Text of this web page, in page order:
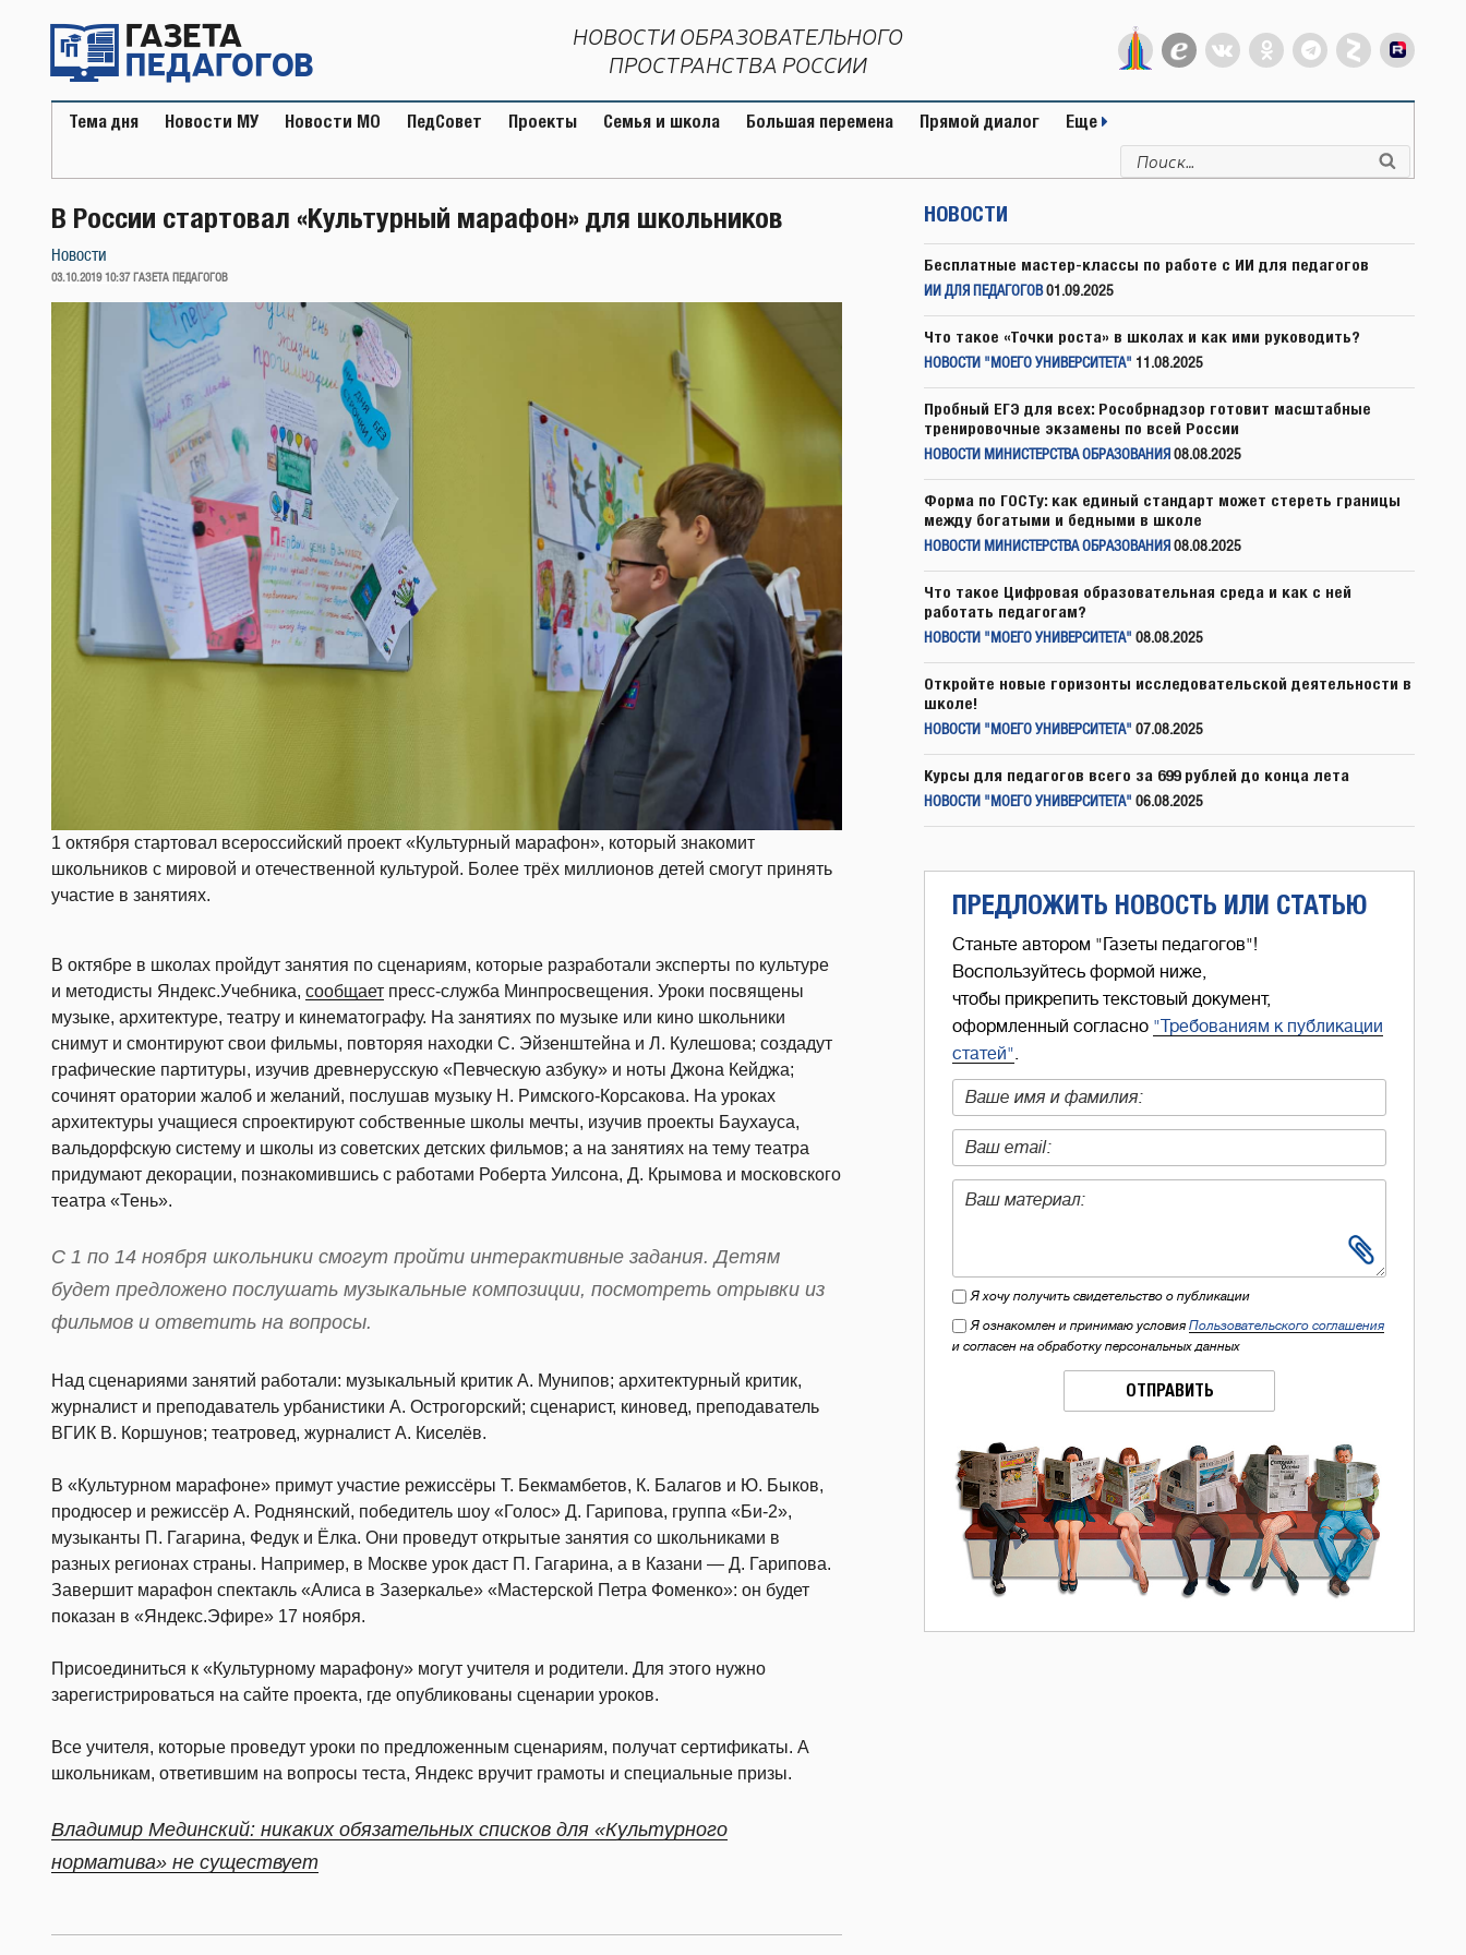
содержимому
НОВОСТИ ОБРАЗОВАТЕЛЬНОГО
ПРОСТРАНСТВА РОССИИ
Тема дня Новости МУ Новости МО ПедСовет Проекты Семья и школа Большая перемена Прямой диалог Еще
Искать:
В России стартовал «Культурный марафон» для школьников
Новости
ОПУБЛИКОВАНО
03.10.2019 10:37 ГАЗЕТА ПЕДАГОГОВ
1 октября стартовал всероссийский проект «Культурный марафон», который знакомит
школьников с мировой и отечественной культурой. Более трёх миллионов детей смогут принять
участие в занятиях.
В октябре в школах пройдут занятия по сценариям, которые разработали эксперты по культуре
и методисты Яндекс.Учебника, сообщает пресс-служба Минпросвещения. Уроки посвящены
музыке, архитектуре, театру и кинематографу. На занятиях по музыке или кино школьники
снимут и смонтируют свои фильмы, повторяя находки С. Эйзенштейна и Л. Кулешова; создадут
графические партитуры, изучив древнерусскую «Певческую азбуку» и ноты Джона Кейджа;
сочинят оратории жалоб и желаний, послушав музыку Н. Римского-Корсакова. На уроках
архитектуры учащиеся спроектируют собственные школы мечты, изучив проекты Баухауса,
вальдорфскую систему и школы из советских детских фильмов; а на занятиях на тему театра
придумают декорации, познакомившись с работами Роберта Уилсона, Д. Крымова и московского
театра «Тень».
С 1 по 14 ноября школьники смогут пройти интерактивные задания. Детям
будет предложено послушать музыкальные композиции, посмотреть отрывки из
фильмов и ответить на вопросы.
Над сценариями занятий работали: музыкальный критик А. Мунипов; архитектурный критик,
журналист и преподаватель урбанистики А. Острогорский; сценарист, киновед, преподаватель
ВГИК В. Коршунов; театровед, журналист А. Киселёв.
В «Культурном марафоне» примут участие режиссёры Т. Бекмамбетов, К. Балагов и Ю. Быков,
продюсер и режиссёр А. Роднянский, победитель шоу «Голос» Д. Гарипова, группа «Би-2»,
музыканты П. Гагарина, Федук и Ёлка. Они проведут открытые занятия со школьниками в
разных регионах страны. Например, в Москве урок даст П. Гагарина, а в Казани — Д. Гарипова.
Завершит марафон спектакль «Алиса в Зазеркалье» «Мастерской Петра Фоменко»: он будет
показан в «Яндекс.Эфире» 17 ноября.
Присоединиться к «Культурному марафону» могут учителя и родители. Для этого нужно
зарегистрироваться на сайте проекта, где опубликованы сценарии уроков.
Все учителя, которые проведут уроки по предложенным сценариям, получат сертификаты. А
школьникам, ответившим на вопросы теста, Яндекс вручит грамоты и специальные призы.
Владимир Мединский: никаких обязательных списков для «Культурного
норматива» не существует
НОВОСТИ
Бесплатные мастер-классы по работе с ИИ для педагогов
ИИ ДЛЯ ПЕДАГОГОВ 01.09.2025
Что такое «Точки роста» в школах и как ими руководить?
НОВОСТИ "МОЕГО УНИВЕРСИТЕТА" 11.08.2025
Пробный ЕГЭ для всех: Рособрнадзор готовит масштабные
тренировочные экзамены по всей России
НОВОСТИ МИНИСТЕРСТВА ОБРАЗОВАНИЯ 08.08.2025
Форма по ГОСТу: как единый стандарт может стереть границы
между богатыми и бедными в школе
НОВОСТИ МИНИСТЕРСТВА ОБРАЗОВАНИЯ 08.08.2025
Что такое Цифровая образовательная среда и как с ней
работать педагогам?
НОВОСТИ "МОЕГО УНИВЕРСИТЕТА" 08.08.2025
Откройте новые горизонты исследовательской деятельности в
школе!
НОВОСТИ "МОЕГО УНИВЕРСИТЕТА" 07.08.2025
Курсы для педагогов всего за 699 рублей до конца лета
НОВОСТИ "МОЕГО УНИВЕРСИТЕТА" 06.08.2025
ПРЕДЛОЖИТЬ НОВОСТЬ ИЛИ СТАТЬЮ
Станьте автором "Газеты педагогов"!
Воспользуйтесь формой ниже,
чтобы прикрепить текстовый документ,
оформленный согласно "Требованиям к публикации
статей".
Я хочу получить свидетельство о публикации
Я ознакомлен и принимаю условия Пользовательского соглашения
и согласен на обработку персональных данных
ОТПРАВИТЬ